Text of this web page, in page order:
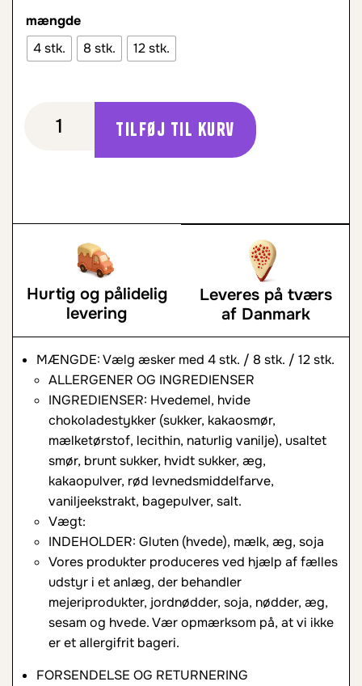
mængde
4 stk.
8 stk. 12 stk.
Tilføj til kurv
Hurtig og pålidelig
levering
Leveres på tværs
af Danmark
MÆNGDE: Vælg æsker med 4 stk. / 8 stk. / 12 stk.
ALLERGENER OG INGREDIENSER
INGREDIENSER: Hvedemel, hvide
chokoladestykker (sukker, kakaosmør,
mælketørstof, lecithin, naturlig vanilje), usaltet
smør, brunt sukker, hvidt sukker, æg,
kakaopulver, rød levnedsmiddelfarve,
vaniljeekstrakt, bagepulver, salt.
Vægt:
INDEHOLDER: Gluten (hvede), mælk, æg, soja
Vores produkter produceres ved hjælp af fælles
udstyr i et anlæg, der behandler
mejeriprodukter, jordnødder, soja, nødder, æg,
sesam og hvede. Vær opmærksom på, at vi ikke
er et allergifrit bageri.
FORSENDELSE OG RETURNERING